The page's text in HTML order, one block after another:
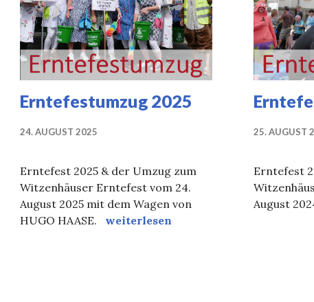
Erntefestumzug 2025
24. AUGUST 2025
Erntefest 2025 & der Umzug zum
Witzenhäuser Erntefest vom 24.
August 2025 mit dem Wagen von
HUGO HAASE. Erntefestumzug 2025
weiterlesen
25. AUGUST
Erntefest
August